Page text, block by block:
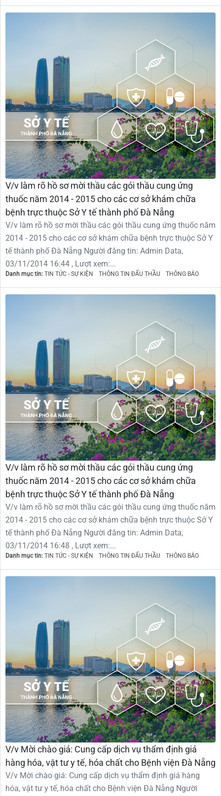
V/v làm rõ hồ sơ mời thầu các gói thầu cung ứng
thuốc năm 2014 - 2015 cho các cơ sở khám chữa
bệnh trực thuộc Sở Y tế thành phố Đà Nẵng
V/v làm rõ hồ sơ mời thầu các gói thầu cung ứng thuốc năm
2014 - 2015 cho các cơ sở khám chữa bệnh trực thuộc Sở Y
tế thành phố Đà Nẵng Người đăng tin: Admin Data,
03/11/2014 16:44 , Lượt xem:...
Danh mục tin: TIN TỨC - SỰ KIỆN THÔNG TIN ĐẤU THẦU THÔNG BÁO
V/v làm rõ hồ sơ mời thầu các gói thầu cung ứng
thuốc năm 2014 - 2015 cho các cơ sở khám chữa
bệnh trực thuộc Sở Y tế thành phố Đà Nẵng
V/v làm rõ hồ sơ mời thầu các gói thầu cung ứng thuốc năm
2014 - 2015 cho các cơ sở khám chữa bệnh trực thuộc Sở Y
tế thành phố Đà Nẵng Người đăng tin: Admin Data,
03/11/2014 16:48 , Lượt xem:...
Danh mục tin: TIN TỨC - SỰ KIỆN THÔNG TIN ĐẤU THẦU THÔNG BÁO
V/v Mời chào giá: Cung cấp dịch vụ thẩm định giá
hàng hóa, vật tư y tế, hóa chất cho Bệnh viện Đà Nẵng
V/v Mời chào giá: Cung cấp dịch vụ thẩm định giá hàng
hóa, vật tư y tế, hóa chất cho Bệnh viện Đà Nẵng Người